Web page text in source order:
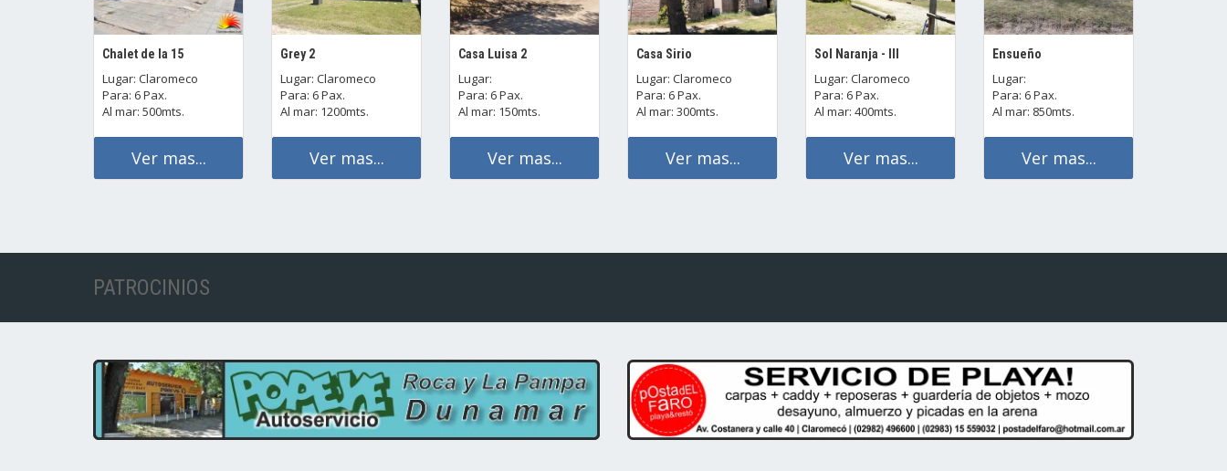
Chalet de la 15
Lugar: Claromeco
Para: 6 Pax.
Al mar: 500mts.
Ver mas...
Grey 2
Lugar: Claromeco
Para: 6 Pax.
Al mar: 1200mts.
Ver mas...
Casa Luisa 2
Lugar:
Para: 6 Pax.
Al mar: 150mts.
Ver mas...
Casa Sirio
Lugar: Claromeco
Para: 6 Pax.
Al mar: 300mts.
Ver mas...
Sol Naranja - III
Lugar: Claromeco
Para: 6 Pax.
Al mar: 400mts.
Ver mas...
Ensueño
Lugar:
Para: 6 Pax.
Al mar: 850mts.
Ver mas...
PATROCINIOS